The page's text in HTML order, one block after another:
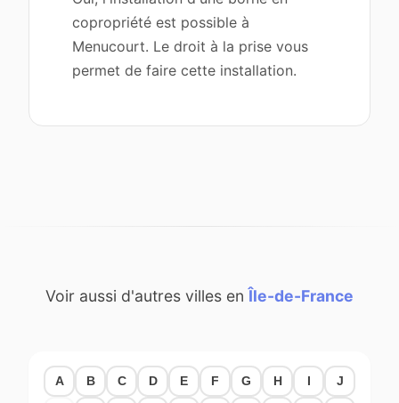
copropriété est possible à
Menucourt. Le droit à la prise vous
permet de faire cette installation.
Voir aussi d'autres villes en Île-de-France
A B C D E F G H J